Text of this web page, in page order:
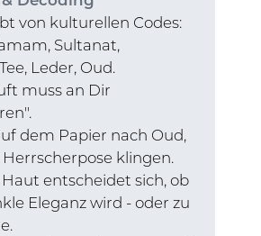
von kulturellen Codes:
Sultanat,
Leder, Oud.
muss an Dir
dem Papier nach Oud,
klingen.
entscheidet sich, ob
Eleganz wird - oder zu